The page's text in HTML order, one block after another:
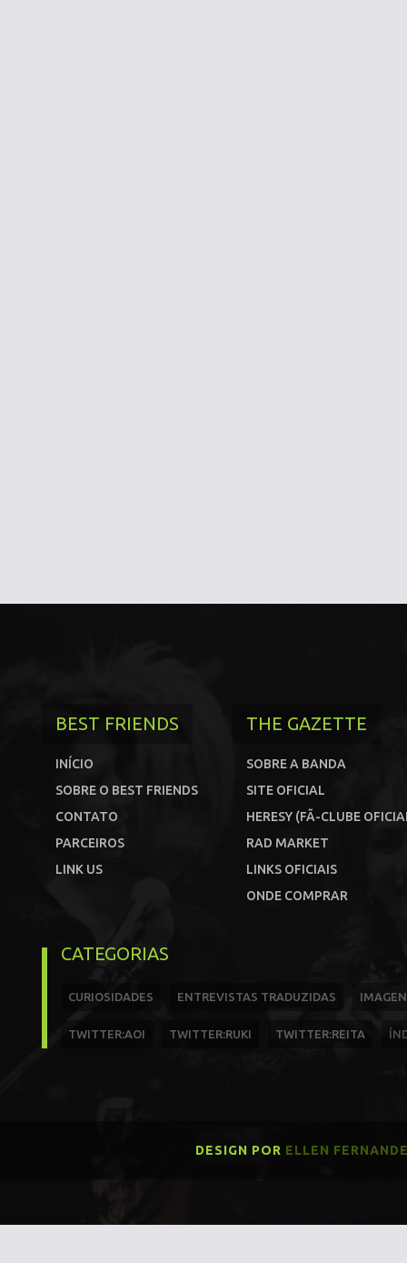
BEST FRIENDS
INÍCIO
SOBRE O BEST FRIENDS
CONTATO
PARCEIROS
LINK US
THE GAZETTE
SOBRE A BANDA
SITE OFICIAL
HERESY (FÃ-CLUBE
RAD MARKET
LINKS OFICIAIS
ONDE COMPRAR
CATEGORIAS
CURIOSIDADES ENTREVISTAS TRADUZIDAS
TWITTER:AOI TWITTER:RUKI TWITTER:REITA
DESIGN POR ELLEN